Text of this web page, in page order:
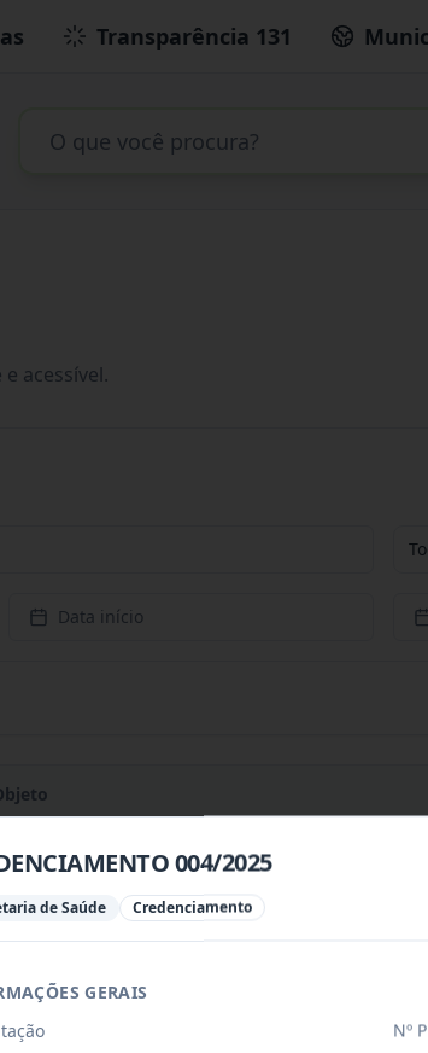
Transparência 131
acessível.
Data início
DE PREÇOS PARA CONTRATAÇÃO DE
REGISTRO DE PREÇOS PARA AQUISIÇÃO DE
004/2025
de Saúde Credenciamento
GERAIS
Nº